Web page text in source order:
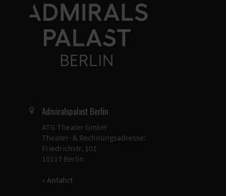
Admiralspalast Berlin
ATG Theater GmbH
Theater- & Rechnungsadresse:
Friedrichstr. 101
10117 Berlin
» Anfahrt